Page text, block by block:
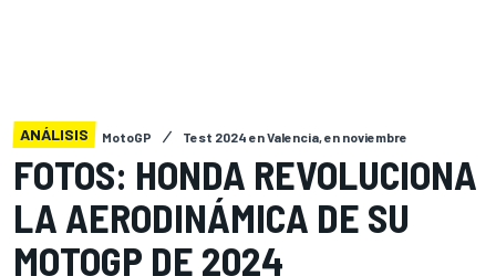
ANÁLISIS MotoGP Test 2024 en Valencia, en noviembre
FOTOS: HONDA REVOLUCIONA
LA AERODINÁMICA DE SU
MOTOGP DE 2024